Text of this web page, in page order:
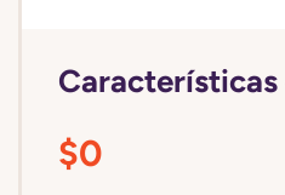
Características
$0